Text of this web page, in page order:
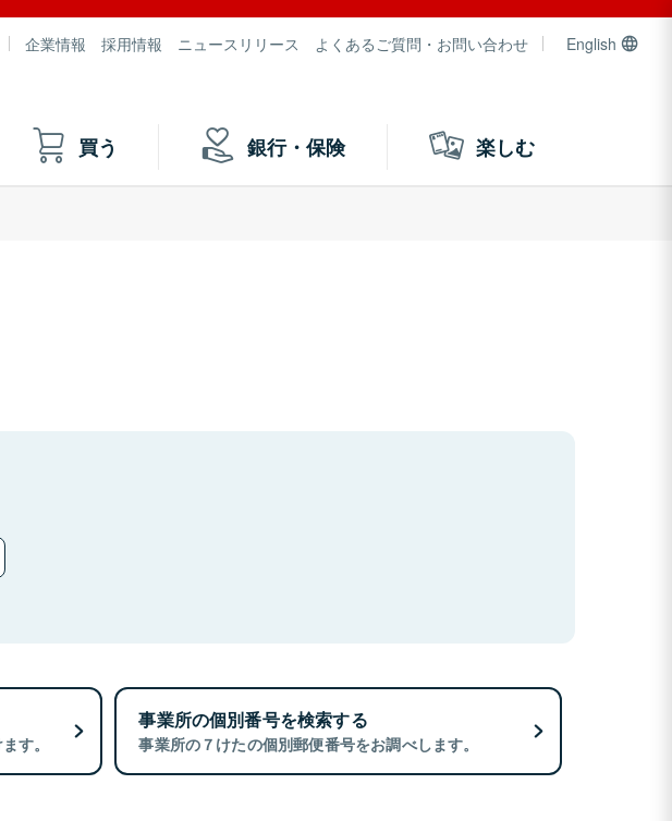
企業情報 採用情報 ニュースリリース よくあるご質問・お問い合わせ English
買う 銀行・保険 楽しむ
す。
事業所の個別番号を検索する
事業所の７けたの個別郵便番号をお調べします。